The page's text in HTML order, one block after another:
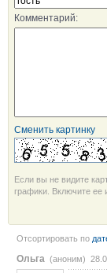
Комментарий:
Сменить картинку
Если вы не видите
графики. Включите ее
Отсортировать по
Ольга (аноним)